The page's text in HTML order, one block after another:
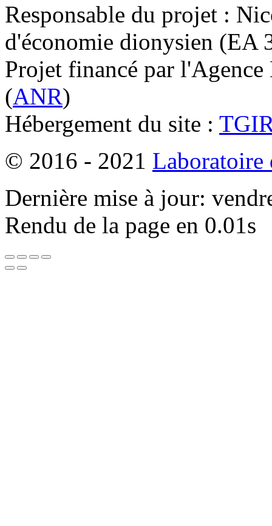
Responsable du projet :
d'économie dionysien
Projet financé par l'Agence
(ANR)
Hébergement du site :
© 2016 - 2021 Laboratoire
Dernière mise à jour:
Rendu de la page en 0.01s